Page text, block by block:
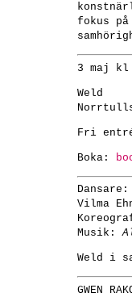
fokus
3 maj kl
Weld
Fri
Boka:
Vilma
Musik:
Weld i
GWEN